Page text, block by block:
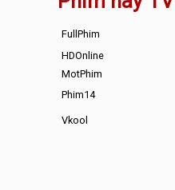
FullPhim
HDOnline
MotPhim
Phim14
Vkool